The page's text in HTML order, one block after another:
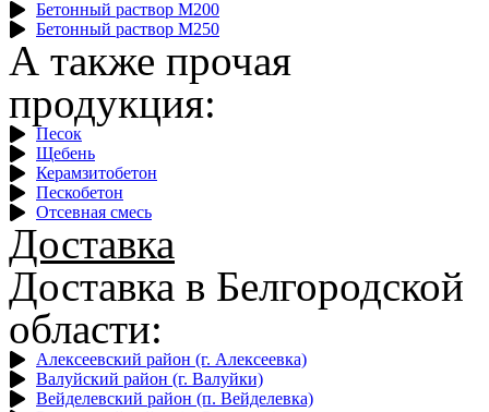
Бетонный раствор М200
Бетонный раствор М250
А также прочая
продукция:
Песок
Щебень
Керамзитобетон
Пескобетон
Отсевная смесь
Доставка
Доставка в Белгородской
области:
Алексеевский район (г. Алексеевка)
Валуйский район (г. Валуйки)
Вейделевский район (п. Вейделевка)